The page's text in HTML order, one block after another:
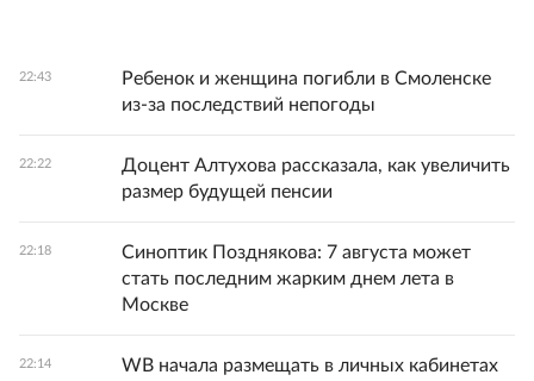
22:43
Ребенок и женщина погибли в Смоленске
из-за последствий непогоды
22:22
Доцент Алтухова рассказала, как увеличить
размер будущей пенсии
22:18
Синоптик Позднякова: 7 августа может
стать последним жарким днем лета в
Москве
22:14
WB начала размещать в личных кабинетах